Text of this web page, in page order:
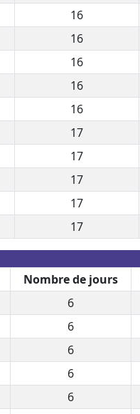
16
16
16
16
16
17
17
17
17
17
Nombre de jours
6
6
6
6
6